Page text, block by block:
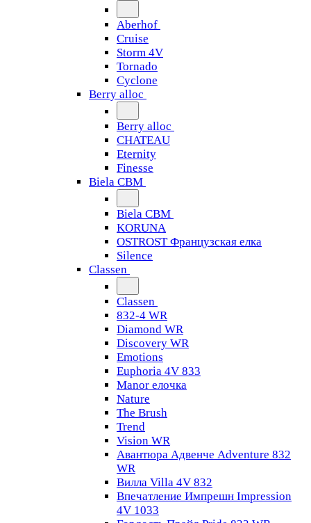
Aberhof
Cruise
Storm 4V
Tornado
Сyclone
Berry alloc
Berry alloc
CHATEAU
Eternity
Finesse
Biela CBM
Biela CBM
KORUNA
OSTROST Французская елка
Silence
Classen
Classen
832-4 WR
Diamond WR
Discovery WR
Emotions
Euphoria 4V 833
Manor елочка
Nature
The Brush
Trend
Vision WR
Авантюра Адвенче Adventure 832
WR
Вилла Villa 4V 832
Впечатление Импрешн Impression
4V 1033